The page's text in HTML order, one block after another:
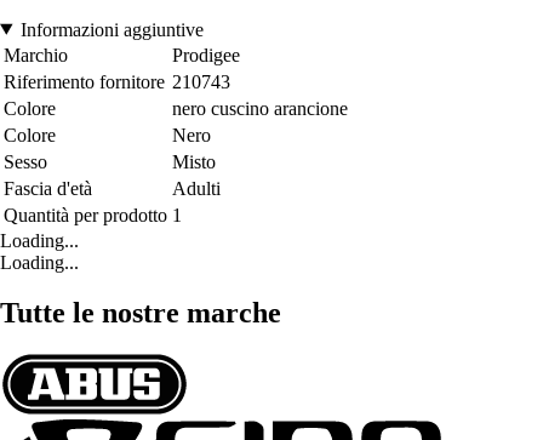
Informazioni aggiuntive
Marchio
Prodigee
Riferimento fornitore 210743
Colore
nero cuscino arancione
Colore
Nero
Sesso
Misto
Fascia d'età
Adulti
Quantità per prodotto 1
Loading...
Loading...
Tutte le nostre marche